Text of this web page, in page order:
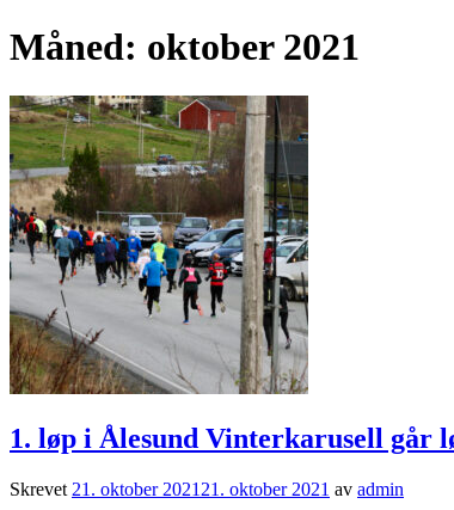
Måned: oktober 2021
1. løp i Ålesund Vinterkarusell går
Skrevet 21. oktober 2021 21. oktober 2021 av admin